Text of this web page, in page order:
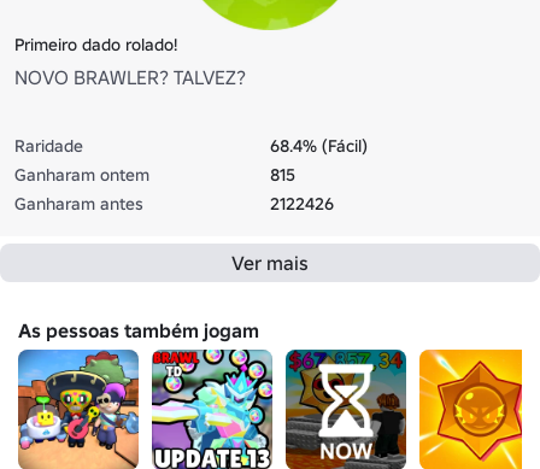
Primeiro dado rolado!
NOVO BRAWLER? TALVEZ?
Raridade
68.4% (Fácil)
Ganharam ontem
815
Ganharam antes
2122426
Ver mais
As pessoas também jogam